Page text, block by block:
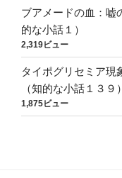
ブアメードの血：嘘
的な小話１）
2,319ビュー
タイポグリセミア現
（知的な小話１３９）
1,875ビュー